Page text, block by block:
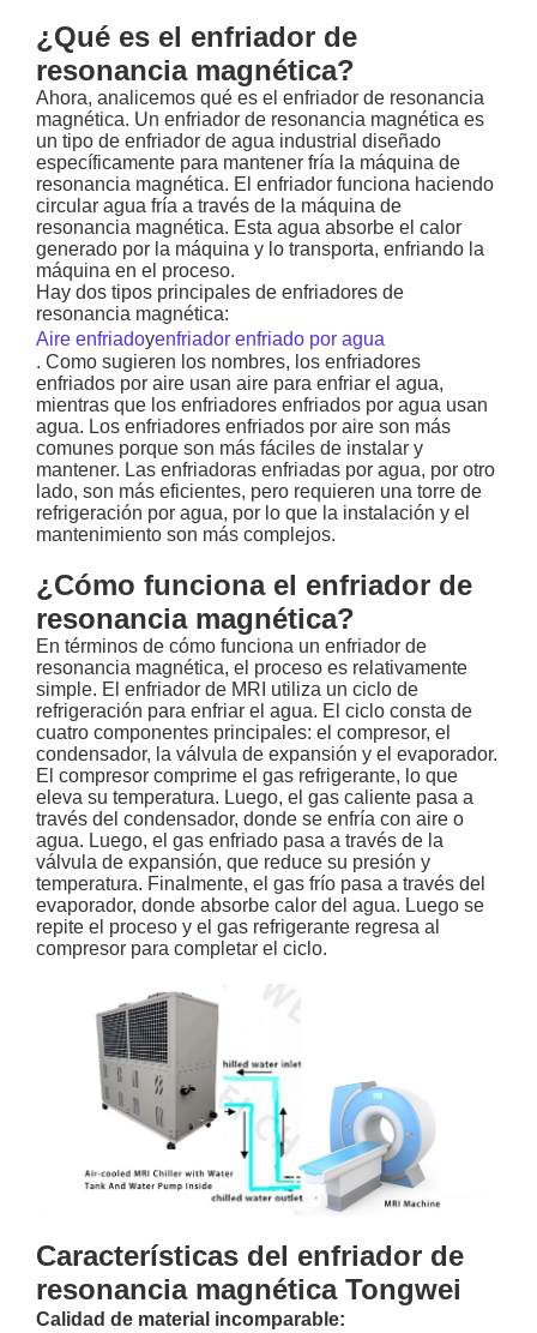
¿Qué es el enfriador de
resonancia magnética?
Ahora, analicemos qué es el enfriador de resonancia
magnética. Un enfriador de resonancia magnética es
un tipo de enfriador de agua industrial diseñado
específicamente para mantener fría la máquina de
resonancia magnética. El enfriador funciona haciendo
circular agua fría a través de la máquina de
resonancia magnética. Esta agua absorbe el calor
generado por la máquina y lo transporta, enfriando la
máquina en el proceso.
Hay dos tipos principales de enfriadores de
resonancia magnética:
Aire enfriadoyenfriador enfriado por agua
. Como sugieren los nombres, los enfriadores
enfriados por aire usan aire para enfriar el agua,
mientras que los enfriadores enfriados por agua usan
agua. Los enfriadores enfriados por aire son más
comunes porque son más fáciles de instalar y
mantener. Las enfriadoras enfriadas por agua, por otro
lado, son más eficientes, pero requieren una torre de
refrigeración por agua, por lo que la instalación y el
mantenimiento son más complejos.
¿Cómo funciona el enfriador de
resonancia magnética?
En términos de cómo funciona un enfriador de
resonancia magnética, el proceso es relativamente
simple. El enfriador de MRI utiliza un ciclo de
refrigeración para enfriar el agua. El ciclo consta de
cuatro componentes principales: el compresor, el
condensador, la válvula de expansión y el evaporador.
El compresor comprime el gas refrigerante, lo que
eleva su temperatura. Luego, el gas caliente pasa a
través del condensador, donde se enfría con aire o
agua. Luego, el gas enfriado pasa a través de la
válvula de expansión, que reduce su presión y
temperatura. Finalmente, el gas frío pasa a través del
evaporador, donde absorbe calor del agua. Luego se
repite el proceso y el gas refrigerante regresa al
compresor para completar el ciclo.
Características del enfriador de
resonancia magnética Tongwei
Calidad de material incomparable: